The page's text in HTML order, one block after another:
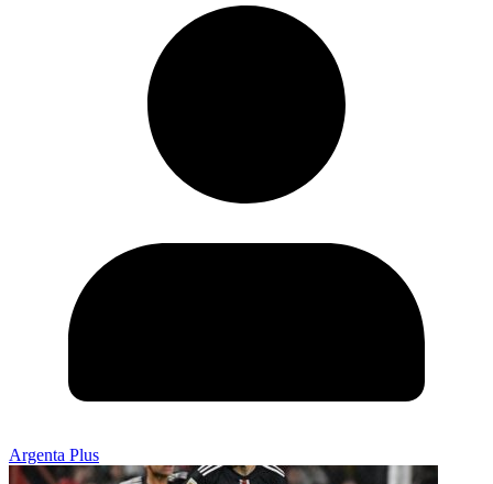
Argenta Plus